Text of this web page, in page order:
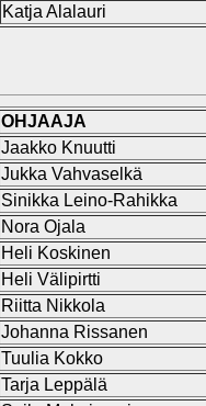
Katja Alalauri
OHJAAJA
Jaakko Knuutti
Jukka Vahvaselkä
Sinikka Leino-Rahikka
Nora Ojala
Heli Koskinen
Heli Välipirtti
Riitta Nikkola
Johanna Rissanen
Tuulia Kokko
Tarja Leppälä